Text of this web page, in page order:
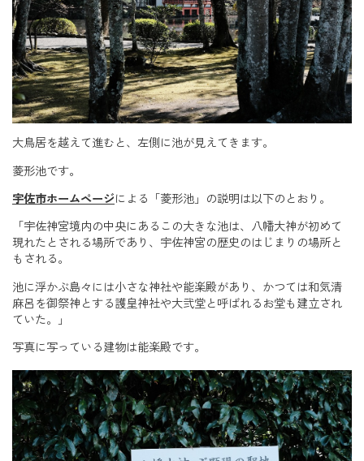
大鳥居を越えて進むと、左側に池が見えてきます。
菱形池です。
宇佐市ホームページによる「菱形池」の説明は以下のとおり。
「宇佐神宮境内の中央にあるこの大きな池は、八幡大神が初めて
現れたとされる場所であり、宇佐神宮の歴史のはじまりの場所と
もされる。
池に浮かぶ島々には小さな神社や能楽殿があり、かつては和気清
麻呂を御祭神とする護皇神社や大弐堂と呼ばれるお堂も建立され
ていた。」
写真に写っている建物は能楽殿です。